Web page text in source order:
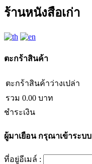
ร้านหนังสือเก่า
ตะกร้าสินค้า
ตะกร้าสินค้าว่างเปล่า
รวม 0.00 บาท
ชำระเงิน
ผู้มาเยือนกรุณาเข้าระบบ
ที่อยู่อีเมล์ :